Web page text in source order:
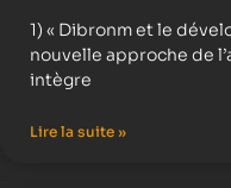
1) « Dibronm et le
nouvelle approche de
intègre
Lire la suite »